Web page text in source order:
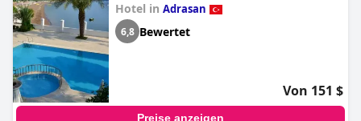
Hotel in Adrasan
6,8 Bewertet
Von 151 $
Preise anzeigen